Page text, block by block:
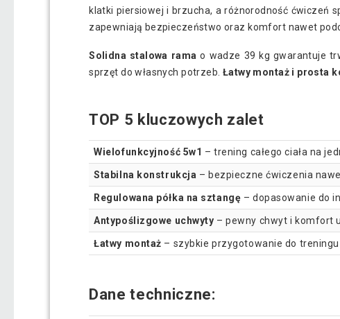
klatki piersiowej i brzucha, a różnorodność ćwiczeń
zapewniają bezpieczeństwo oraz komfort nawet
Solidna stalowa rama o wadze 39 kg gwarantuje
sprzęt do własnych potrzeb. Łatwy montaż i prosta
TOP 5 kluczowych zalet
Wielofunkcyjność 5w1 – trening całego ciała na
Stabilna konstrukcja – bezpieczne ćwiczenia
Regulowana półka na sztangę – dopasowanie do
Antypoślizgowe uchwyty – pewny chwyt i komfort
Łatwy montaż – szybkie przygotowanie do
Dane techniczne: